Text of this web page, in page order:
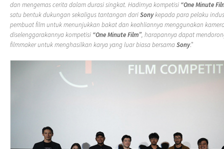
dan mengemas cerita dalam durasi singkat. Hadirnya kompetisi “One Minute
satu bentuk dukungan sekaligus tantangan dariSonykepada para pelaku
pembuat film untuk menunjukkan bakat dan keahliannya menggunakan
diselenggarakannya kompetisi “One Minute Film”, harapannya dapat
filmmaker untuk menghasilkan karya yang luar biasa bersamaSony.”